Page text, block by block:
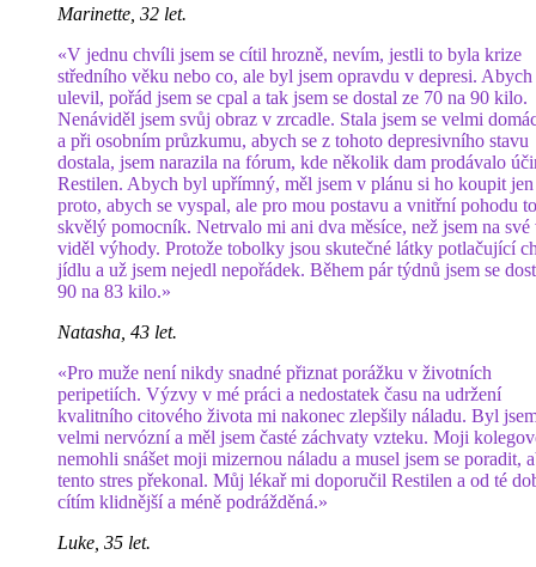
Marinette, 32 let.
«V jednu chvíli jsem se cítil hrozně, nevím, jestli to byla krize
středního věku nebo co, ale byl jsem opravdu v depresi. Abych
ulevil, pořád jsem se cpal a tak jsem se dostal ze 70 na 90 kilo.
Nenáviděl jsem svůj obraz v zrcadle. Stala jsem se velmi
a při osobním průzkumu, abych se z tohoto depresivního stavu
dostala, jsem narazila na fórum, kde několik dam prodávalo
Restilen. Abych byl upřímný, měl jsem v plánu si ho koupit jen
proto, abych se vyspal, ale pro mou postavu a vnitřní pohodu
skvělý pomocník. Netrvalo mi ani dva měsíce, než jsem na své
viděl výhody. Protože tobolky jsou skutečné látky potlačující
jídlu a už jsem nejedl nepořádek. Během pár týdnů jsem se
90 na 83 kilo.»
Natasha, 43 let.
«Pro muže není nikdy snadné přiznat porážku v životních
peripetiích. Výzvy v mé práci a nedostatek času na udržení
kvalitního citového života mi nakonec zlepšily náladu. Byl
velmi nervózní a měl jsem časté záchvaty vzteku. Moji
nemohli snášet moji mizernou náladu a musel jsem se poradit,
tento stres překonal. Můj lékař mi doporučil Restilen a od té
cítím klidnější a méně podrážděná.»
Luke, 35 let.